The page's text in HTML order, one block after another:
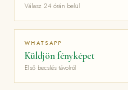
Válasz 24 órán belül
WHATSAPP
Küldjön fényképet
Első becslés távolról